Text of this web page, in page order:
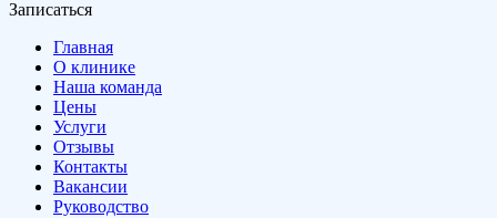
Записаться
Главная
О клинике
Наша команда
Цены
Услуги
Отзывы
Контакты
Вакансии
Руководство